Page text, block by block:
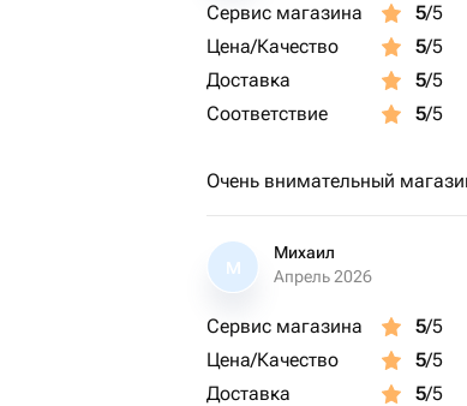
Сервис магазина 5/5
Цена/Качество
5/5
Доставка
5/5
Соответствие
5/5
Очень внимательный
М
Михаил
Апрель 2026
Сервис магазина 5/5
Цена/Качество
5/5
Доставка
5/5